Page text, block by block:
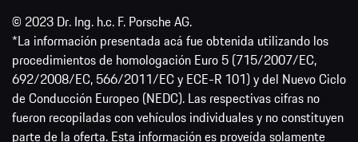
© 2023 Dr. Ing. h.c. F. Porsche AG.
*La información presentada acá fue obtenida utilizando los
procedimientos de homologación Euro 5 (715/2007/EC,
692/2008/EC, 566/2011/EC y ECE-R 101) y del Nuevo Ciclo
de Conducción Europeo (NEDC). Las respectivas cifras no
fueron recopiladas con vehículos individuales y no constituyen
parte de la oferta. Esta información es proveída solamente